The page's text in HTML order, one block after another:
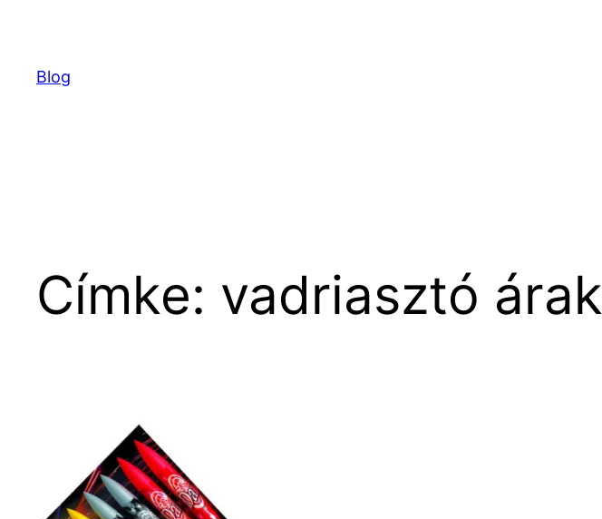
tartalomhoz
Blog
Címke: vadriasztó árak